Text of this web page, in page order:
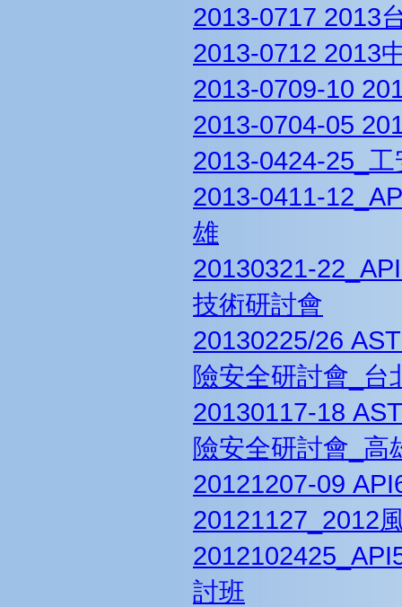
2013-0717 2013
2013-0712 2013
2013-0709-10
2013-0704-05
2013-0424-25_
2013-0411-
雄
20130321-
技術研討會
20130225/26
險安全研討會_台
20130117-18
險安全研討會_高
20121207-09
20121127_2012
討班